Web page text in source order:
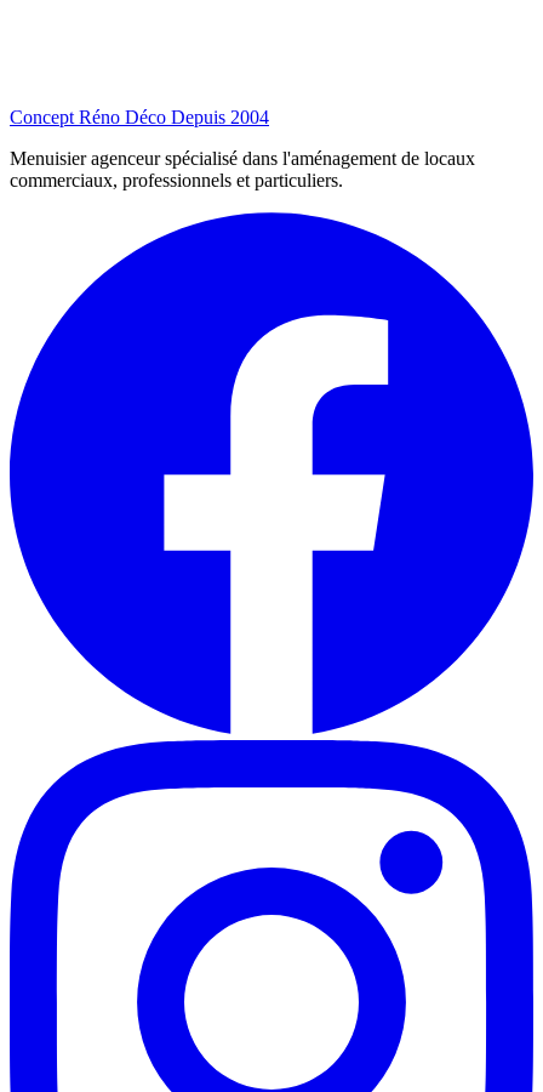
Concept Réno Déco Depuis 2004
Menuisier agenceur spécialisé dans l'aménagement de locaux
commerciaux, professionnels et particuliers.